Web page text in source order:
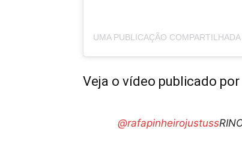
Veja o vídeo publicado
@rafapinheirojustuss